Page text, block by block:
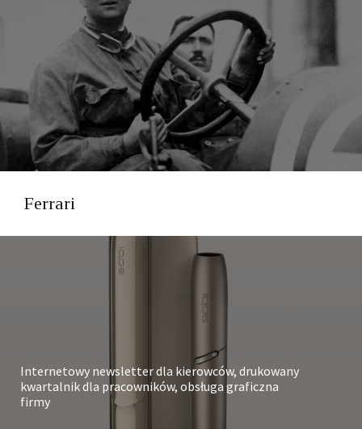
Ferrari
Internetowy newsletter dla kierowców, drukowany
kwartalnik dla pracowników, obsługa graficzna
firmy